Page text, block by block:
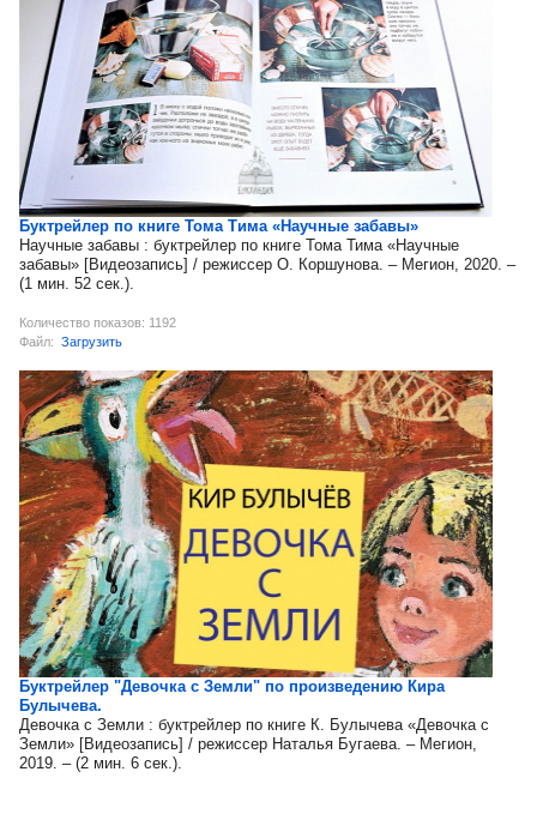
Буктрейлер по книге Тома Тима «Научные забавы»
Научные забавы : буктрейлер по книге Тома Тима «Научные
забавы» [Видеозапись] / режиссер О. Коршунова. – Мегион, 2020. –
(1 мин. 52 сек.).
Количество показов: 1192
Файл: Загрузить
Буктрейлер "Девочка с Земли" по произведению Кира
Булычева.
Девочка с Земли : буктрейлер по книге К. Булычева «Девочка с
Земли» [Видеозапись] / режиссер Наталья Бугаева. – Мегион,
2019. – (2 мин. 6 сек.).